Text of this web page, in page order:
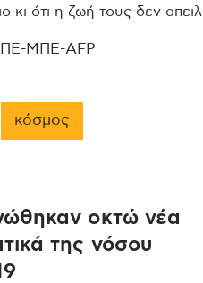
κι ότι η ζωή τους δεν
ΜΠΕ-AFP
κόσμος
οκτώ νέα
της νόσου